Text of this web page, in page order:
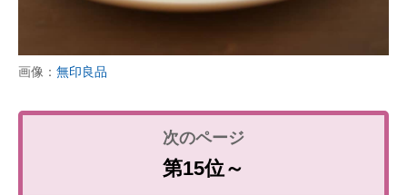
画像： 無印良品
第15位～